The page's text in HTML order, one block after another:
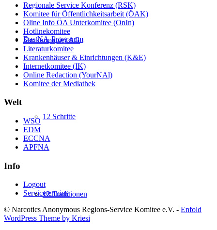
Das NA-Programm
12 Schritte
12 Traditionen
Regionale Service Konferenz (RSK)
Komitee für Öffentlichkeitsarbeit (ÖAK)
Oline Info ÖA Unterkomitee (OnIn)
Hotlinekomitee
Strukturpapier AG
Literaturkomitee
Krankenhäuser & Einrichtungen (K&E)
Internetkomitee (IK)
Online Redaction (YourNAl)
Komitee der Mediathek
Welt
WSO
EDM
ECCNA
APFNA
Info
Logout
Servicetermine
© Narcotics Anonymous Regions-Service Komitee e.V. - Enfold
WordPress Theme by Kriesi